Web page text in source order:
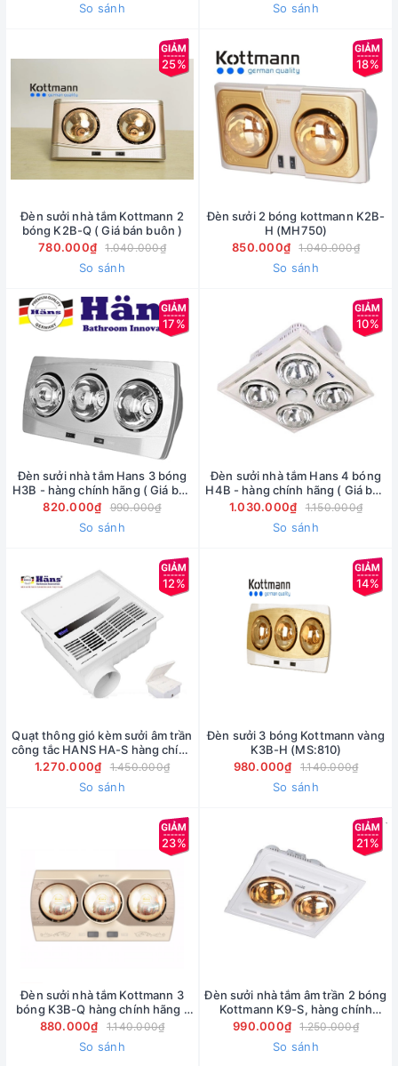
So sánh So sánh
25%
Đèn sưởi nhà tắm Kottmann 2
bóng K2B-Q ( Giá bán buôn )
780.000₫
1.040.000₫
So sánh
18%
Đèn sưởi 2 bóng kottmann K2B-
H (MH750)
850.000₫
1.040.000₫
So sánh
17%
Đèn sưởi nhà tắm Hans 3 bóng
H3B - hàng chính hãng ( Giá bán
buôn)
820.000₫ 990.000₫
So sánh
10%
Đèn sưởi nhà tắm Hans 4 bóng
H4B - hàng chính hãng ( Giá bán
buôn)
1.030.000₫ 1.150.000₫
So sánh
12%
Quạt thông gió kèm sưởi âm trần
công tắc HANS HA-S hàng chính
hãng ( Giá bán buôn )
1.270.000₫ 1.450.000₫
So sánh
14%
Đèn sưởi 3 bóng Kottmann vàng
K3B-H (MS:810)
980.000₫
1.140.000₫
So sánh
23%
Đèn sưởi nhà tắm Kottmann 3
bóng K3B-Q hàng chính hãng (
Giá bán buôn )
880.000₫ 1.140.000₫
So sánh
21%
Đèn sưởi nhà tắm âm trần 2 bóng
Kottmann K9-S, hàng chính
hãng ( Giá bán buôn )
990.000₫ 1.250.000₫
So sánh